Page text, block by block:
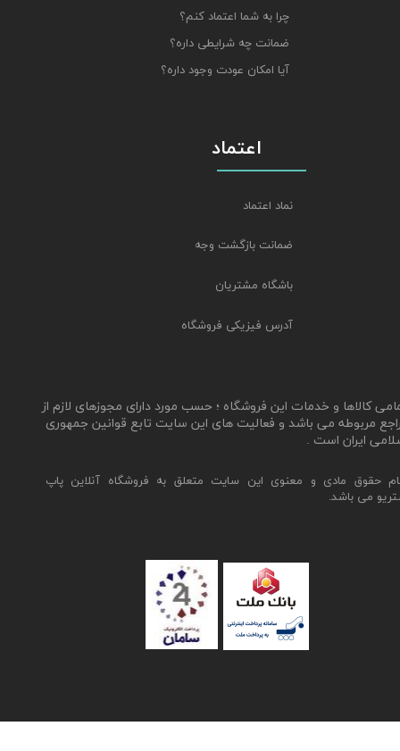
چرا به شما اعتماد کنم؟
ضمانت چه شرایطی داره؟
آیا امکان عودت وجود داره؟
حقوق مادی و معنوی این سایت متعلق به فروشگاه آنلاین پاپ
می باشد.
اعتماد
نماد اعتماد
ضمانت بازگشت وجه
باشگاه مشتریان
آدرس فیزیکی فروشگاه
کالاها و خدمات این فروشگاه ؛ حسب مورد دارای مجوزهای لازم از
مربوطه می باشد و فعالیت های این سایت تابع قوانین جمهوری
ایران است .